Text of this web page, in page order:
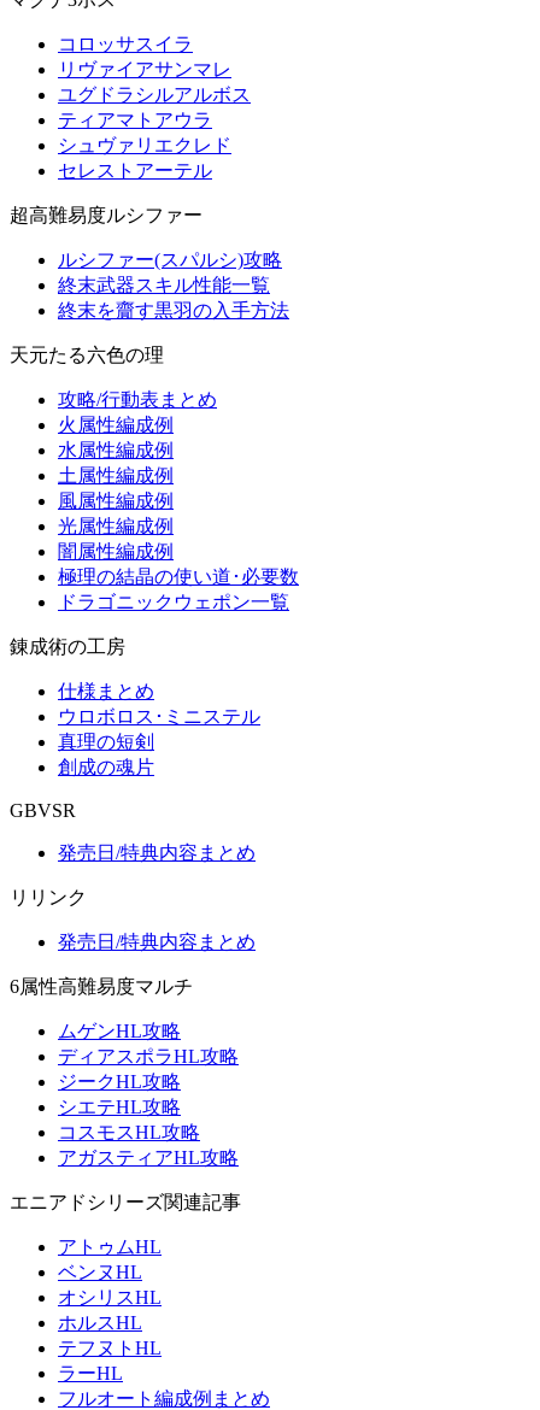
コロッサスイラ
リヴァイアサンマレ
ユグドラシルアルボス
ティアマトアウラ
シュヴァリエクレド
セレストアーテル
超高難易度ルシファー
ルシファー(スパルシ)攻略
終末武器スキル性能一覧
終末を齎す黒羽の入手方法
天元たる六色の理
攻略/行動表まとめ
火属性編成例
水属性編成例
土属性編成例
風属性編成例
光属性編成例
闇属性編成例
極理の結晶の使い道･必要数
ドラゴニックウェポン一覧
錬成術の工房
仕様まとめ
ウロボロス･ミニステル
真理の短剣
創成の魂片
GBVSR
発売日/特典内容まとめ
リリンク
発売日/特典内容まとめ
6属性高難易度マルチ
ムゲンHL攻略
ディアスポラHL攻略
ジークHL攻略
シエテHL攻略
コスモスHL攻略
アガスティアHL攻略
エニアドシリーズ関連記事
アトゥムHL
ベンヌHL
オシリスHL
ホルスHL
テフヌトHL
ラーHL
フルオート編成例まとめ